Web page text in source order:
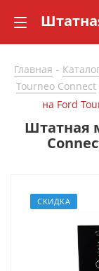
Главная -
Tourneo Connect
на Ford
Штатная
СКИДКА